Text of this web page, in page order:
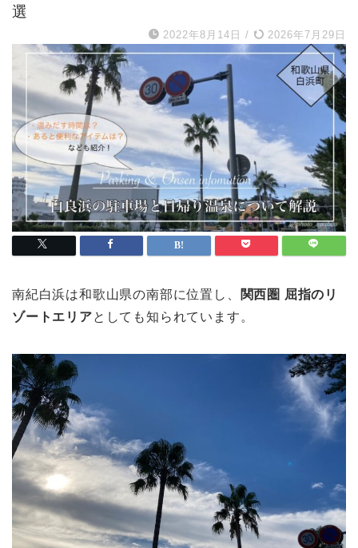
選
2022年8月14日 / 2026年7月29日
南紀白浜は和歌山県の南部に位置し、
関西圏 屈指のリ
ゾートエリアとしても知られています。